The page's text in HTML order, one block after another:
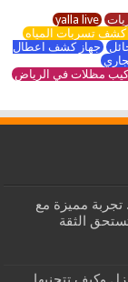
yalla live
تسربات المياه
جهاز كشف اعطال
مظلات في الرياض
مميزة مع
الثقة